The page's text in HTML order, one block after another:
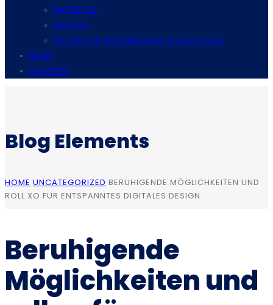
PATENTES
MARCAS
GESTÃO DE PROPRIEDADE INTELECTUAL
BLOG
CONTATO
Blog Elements
HOME UNCATEGORIZED BERUHIGENDE MÖGLICHKEITEN UND
ROLL XO FÜR ENTSPANNTES DIGITALES DESIGN
Beruhigende
Möglichkeiten und